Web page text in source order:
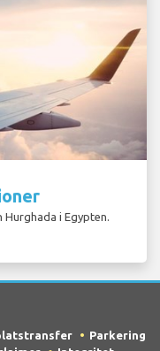
i Egypten.
Parkering